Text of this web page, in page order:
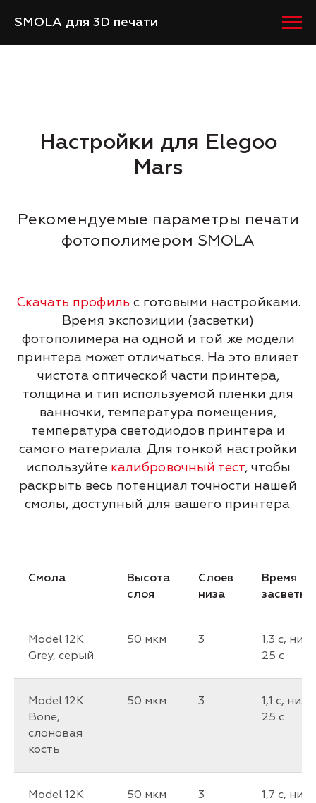
SMOLA для 3D печати
Настройки для Elegoo
Mars
Рекомендуемые параметры печати
фотополимером SMOLA
Скачать профиль с готовыми настройками.
Время экспозиции (засветки)
фотополимера на одной и той же модели
принтера может отличаться. На это влияет
чистота оптической части принтера,
толщина и тип используемой пленки для
ванночки, температура помещения,
температура светодиодов принтера и
самого материала. Для тонкой настройки
используйте калибровочный тест, чтобы
раскрыть весь потенциал точности нашей
смолы, доступный для вашего принтера.
Смола
Высота
слоя
Слоев
низа
Время
засветки
Model 12K
Grey, серый
50 мкм 3
1,3 c, низ
25 c
Model 12K
Bone,
слоновая
кость
50 мкм 3
1,1 c, низ
25 c
Model 12K
50 мкм 3
1,7 c, низ